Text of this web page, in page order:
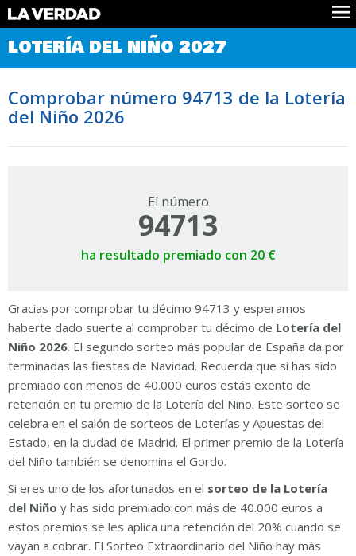
Comprobar Loteria del Niño
Premios
Noticias
Datos
Historia
LOTERÍA DEL NIÑO 2027
Comprobar número 94713 de la Lotería
del Niño 2026
El número
94713
ha resultado premiado con 20 €
Gracias por comprobar tu décimo 94713 y esperamos
haberte dado suerte al comprobar tu décimo de Lotería del
Niño 2026. El segundo sorteo más popular de España da por
terminadas las fiestas de Navidad. Recuerda que si has sido
premiado con menos de 40.000 euros estás exento de
retención en tu premio de la Lotería del Niño. Este sorteo se
celebra en el salón de sorteos de Loterías y Apuestas del
Estado, en la ciudad de Madrid. El primer premio de la Lotería
del Niño también se denomina el Gordo.
Si eres uno de los afortunados en el sorteo de la Lotería
del Niño y has sido premiado con más de 40.000 euros a
estos premios se les aplica una retención del 20% cuando se
vayan a cobrar. El Sorteo Extraordinario del Niño hay más